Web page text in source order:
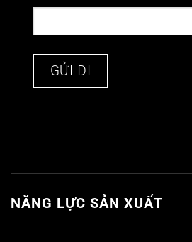
NĂNG LỰC SẢN XUẤT